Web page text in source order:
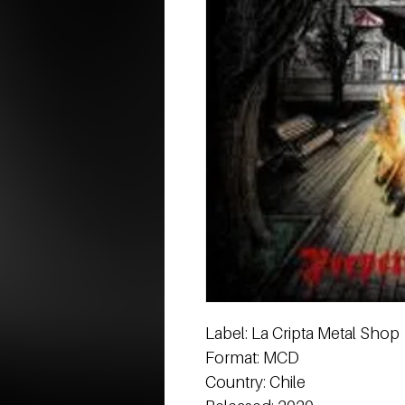
Label: La Cripta Metal Shop
Format: MCD
Country: Chile